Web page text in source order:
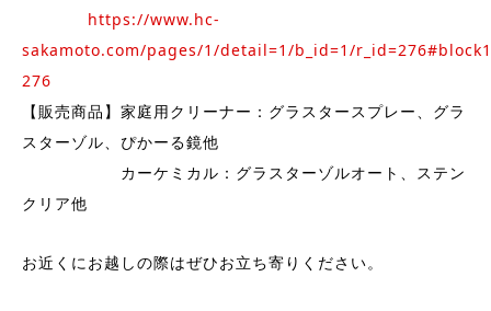
https://www.hc-
sakamoto.com/pages/1/detail=1/b_id=1/
276
【販売商品】家庭用クリーナー：グラスタースプレー、グラ
スターゾル、ぴかーる鏡他
カーケミカル：グラスターゾルオート、ステン
クリア他
お近くにお越しの際はぜひお立ち寄りください。